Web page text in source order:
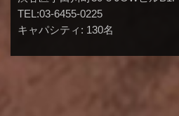
TEL:03-6455-0225
キャパシティ: 130名